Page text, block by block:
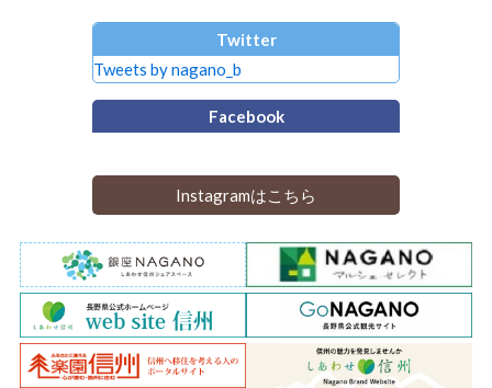
Twitter
Tweets by nagano_b
Facebook
Instagramはこちら